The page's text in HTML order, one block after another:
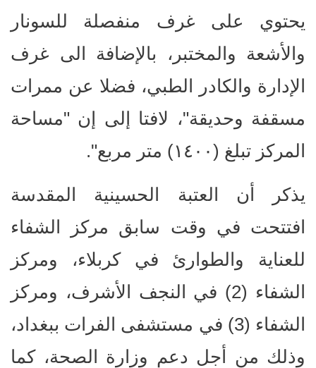
يحتوي على غرف منفصلة للسونار
والأشعة والمختبر، بالإضافة الى غرف
الإدارة والكادر الطبي، فضلا عن ممرات
مسقفة وحديقة"، لافتا إلى إن "مساحة
المركز تبلغ (١٤٠٠) متر مربع".
يذكر أن العتبة الحسينية المقدسة
افتتحت في وقت سابق مركز الشفاء
للعناية والطوارئ في كربلاء، ومركز
الشفاء (2) في النجف الأشرف، ومركز
الشفاء (3) في مستشفى الفرات ببغداد،
وذلك من أجل دعم وزارة الصحة، كما